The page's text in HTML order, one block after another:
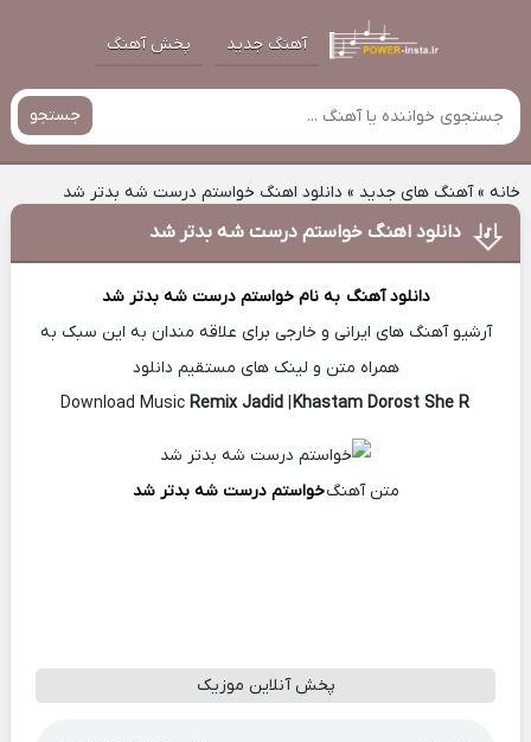
آهنگ جدید پخش آهنگ
جستجو
خانه»آهنگ های جدید » دانلود اهنگ خواستم درست شه بدتر شد
دانلود اهنگ خواستم درست شه بدتر شد
دانلود آهنگ به نام خواستم درست شه بدتر شد
آرشیو آهنگ های ایرانی و خارجی برای علاقه مندان به این سبک به
همراه متن و لینک های مستقیم دانلود
Remix Jadid |Khastam Dorost She R
متن آهنگخواستم درست شه بدتر شد
پخش آنلاین موزیک